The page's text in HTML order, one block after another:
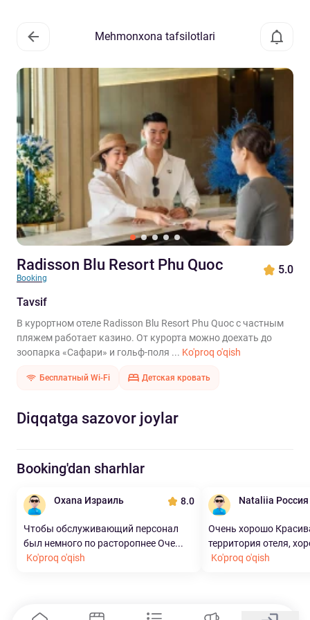
Mehmonxona tafsilotlari
Radisson Blu Resort Phu Quoc
Booking
5.0
Tavsif
В курортном отеле Radisson Blu Resort Phu Quoc с частным
пляжем работает казино. От курорта можно доехать до
зоопарка «Сафари» и гольф-поля ... Ko'proq o'qish
Бесплатный Wi-Fi Детская кровать
Diqqatga sazovor joylar
Booking'dan sharhlar
Oxana Израиль 8.0
Чтобы обслуживающий персонал
был немного по расторопнее Оче...
Ko'proq o'qish
Nataliia Россия
Очень хорошо
территория отеля,
Ko'proq o'qish